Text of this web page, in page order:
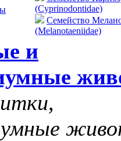
(Cyprinodontidae)
Семейство
(Melanotaeniidae)
и